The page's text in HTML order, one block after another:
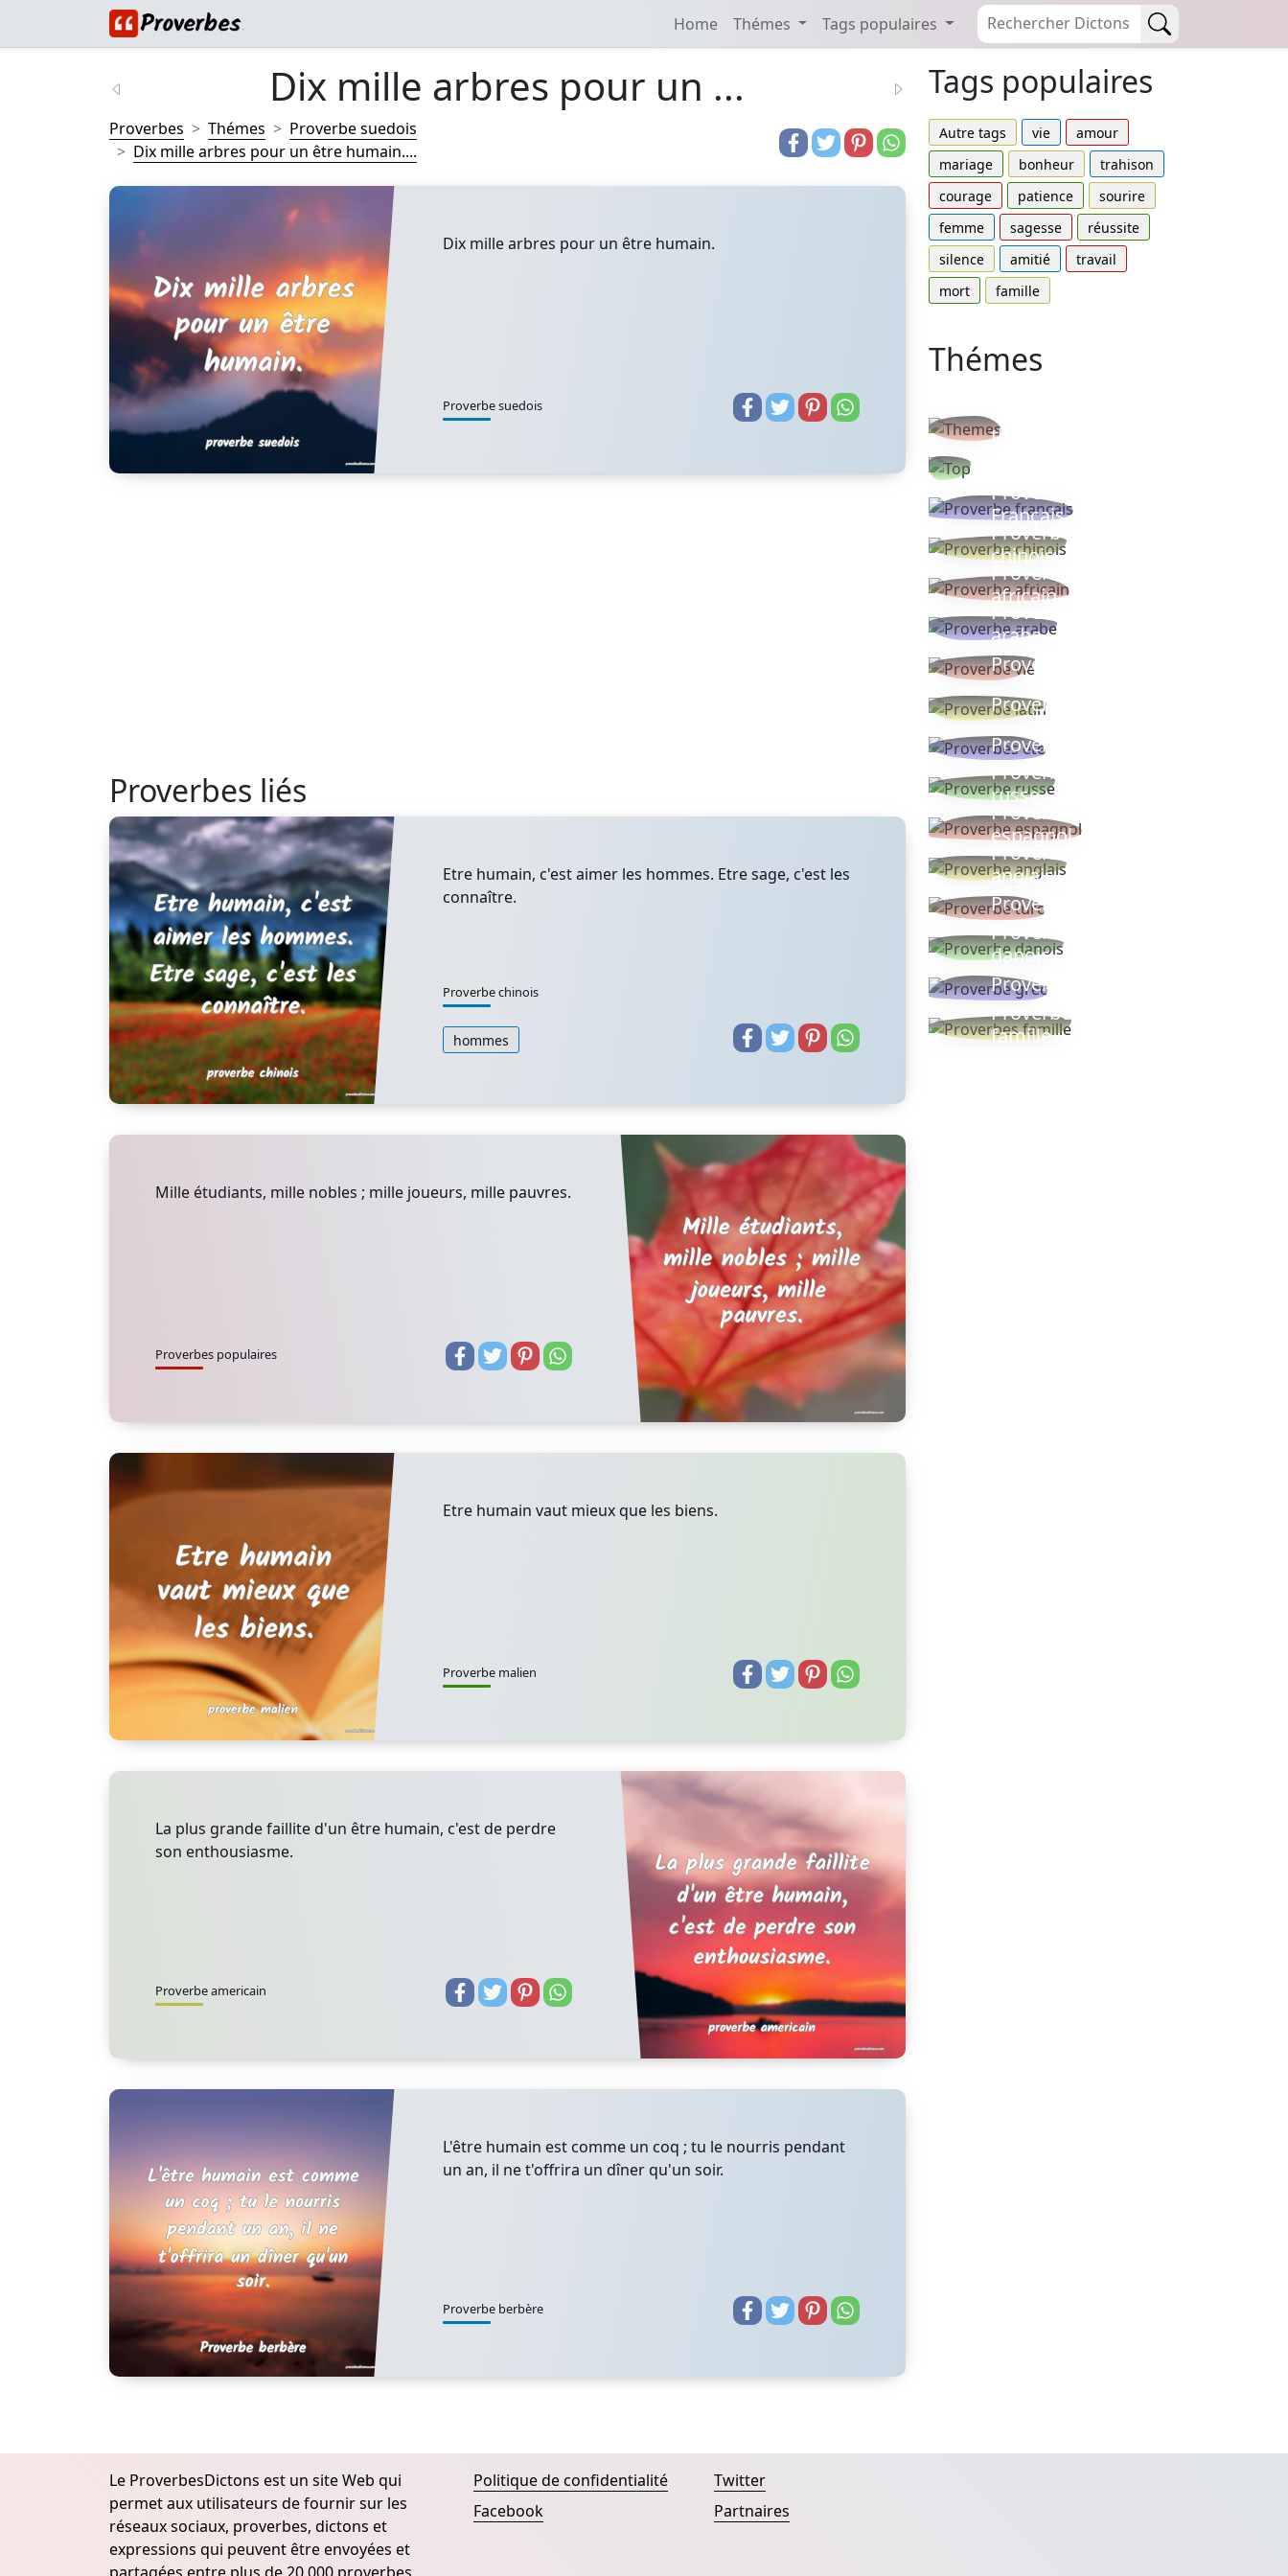
Home Thémes Tags populaires
Dix mille arbres pour un ...
Proverbes Thémes
Proverbe suedois
Dix mille arbres pour un être humain....
Dix mille arbres pour un être humain.
Proverbe suedois
Proverbes liés
Etre humain, c'est aimer les hommes. Etre sage, c'est les
connaître.
Proverbe chinois
hommes
Mille étudiants, mille nobles ; mille joueurs, mille pauvres.
Proverbes populaires
Etre humain vaut mieux que les biens.
Proverbe malien
La plus grande faillite d'un être humain, c'est de perdre
son enthousiasme.
Proverbe americain
L'être humain est comme un coq ; tu le nourris pendant
un an, il ne t'offrira un dîner qu'un soir.
Proverbe berbère
Tags populaires
Autre tags vie
amour
mariage
bonheur
trahison
courage
patience
sourire
femme
sagesse
réussite
silence
amitié
travail
mort
famille
Thémes
thèmes
Proverbe
Français
Proverbe
chinois
Proverbe
africain
Proverbe
arabe
Proverbe vie
Proverbe latin
Proverbes ete
Proverbe
russe
Proverbe
espagnol
Proverbe
anglais
Proverbe turc
Proverbe
danois
Proverbe grec
Proverbes
famille
Le ProverbesDictons est un site Web qui
permet aux utilisateurs de fournir sur les
réseaux sociaux, proverbes, dictons et
expressions qui peuvent être envoyées et
Politique de confidentialité
Facebook
Twitter
Partnaires